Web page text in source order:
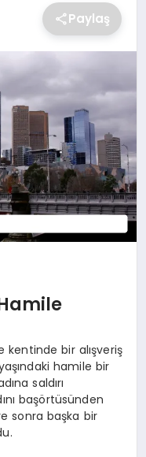
Paylaş
kentinde bir alışveriş
hamile bir
saldırı
başörtüsünden
sonra başka bir